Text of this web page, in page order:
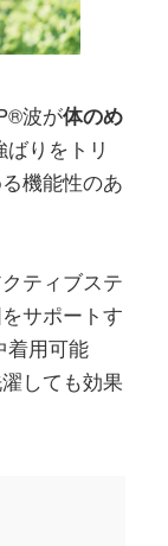
波が体のめ
りをトリ
機能性のあ
ティブステ
サポートす
着用可能
しても効果